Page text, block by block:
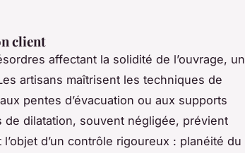
client
affectant la solidité de l’ouvrage, un
artisans maîtrisent les techniques de
pentes d’évacuation ou aux supports
de dilatation, souvent négligée, prévient
d’un contrôle rigoureux : planéité du